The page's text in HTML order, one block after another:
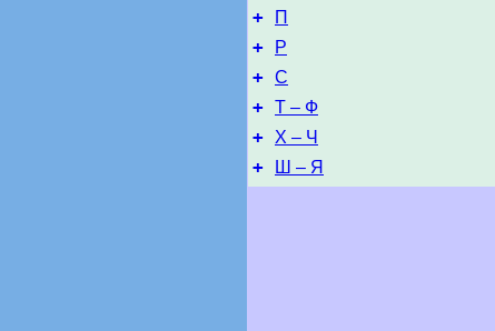
+ П
+ Р
+ С
+ Т – Ф
+ Х – Ч
+ Ш – Я